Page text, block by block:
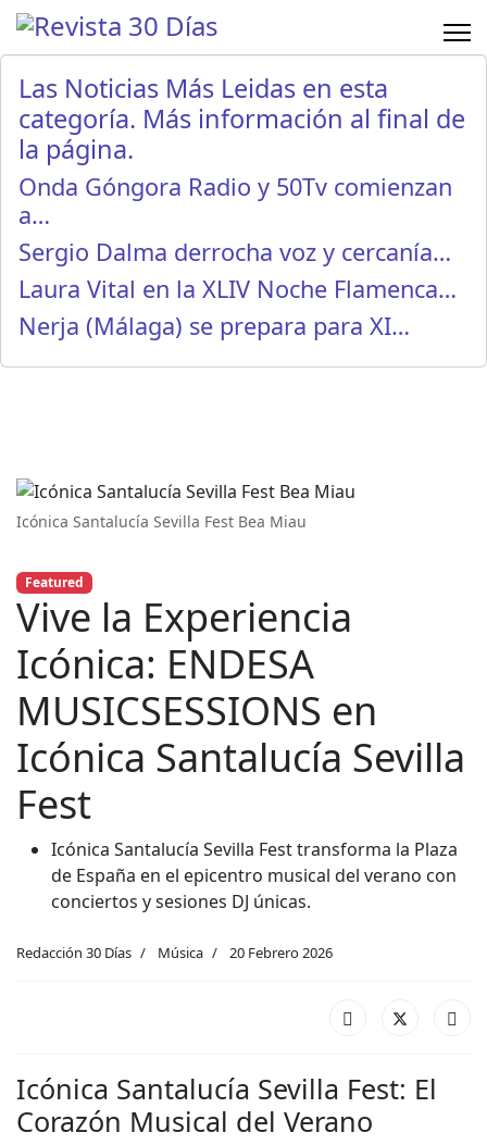
Las Noticias Más Leidas en esta
categoría. Más información al final de
la página.
Onda Góngora Radio y 50Tv comienzan
a…
Sergio Dalma derrocha voz y cercanía…
Laura Vital en la XLIV Noche Flamenca…
Nerja (Málaga) se prepara para XI…
Icónica Santalucía Sevilla Fest Bea Miau
Featured
Vive la Experiencia
Icónica: ENDESA
MUSICSESSIONS en
Icónica Santalucía Sevilla
Fest
Icónica Santalucía Sevilla Fest transforma la Plaza
de España en el epicentro musical del verano con
conciertos y sesiones DJ únicas.
Redacción 30 Días Música 20 Febrero 2026
Icónica Santalucía Sevilla Fest: El
Corazón Musical del Verano